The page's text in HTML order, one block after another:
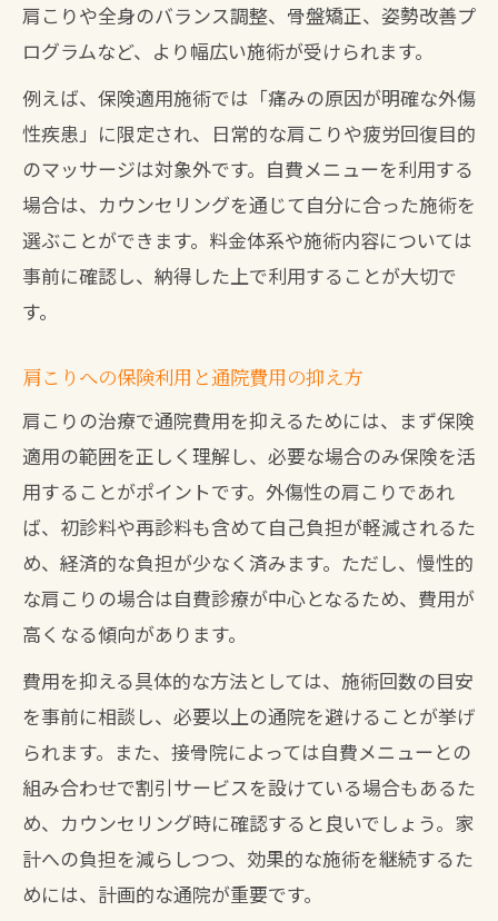
肩こりや全身のバランス調整、骨盤矯正、姿勢改善プ
ログラムなど、より幅広い施術が受けられます。
例えば、保険適用施術では「痛みの原因が明確な外傷
性疾患」に限定され、日常的な肩こりや疲労回復目的
のマッサージは対象外です。自費メニューを利用する
場合は、カウンセリングを通じて自分に合った施術を
選ぶことができます。料金体系や施術内容については
事前に確認し、納得した上で利用することが大切で
す。
肩こりへの保険利用と通院費用の抑え方
肩こりの治療で通院費用を抑えるためには、まず保険
適用の範囲を正しく理解し、必要な場合のみ保険を活
用することがポイントです。外傷性の肩こりであれ
ば、初診料や再診料も含めて自己負担が軽減されるた
め、経済的な負担が少なく済みます。ただし、慢性的
な肩こりの場合は自費診療が中心となるため、費用が
高くなる傾向があります。
費用を抑える具体的な方法としては、施術回数の目安
を事前に相談し、必要以上の通院を避けることが挙げ
られます。また、接骨院によっては自費メニューとの
組み合わせで割引サービスを設けている場合もあるた
め、カウンセリング時に確認すると良いでしょう。家
計への負担を減らしつつ、効果的な施術を継続するた
めには、計画的な通院が重要です。